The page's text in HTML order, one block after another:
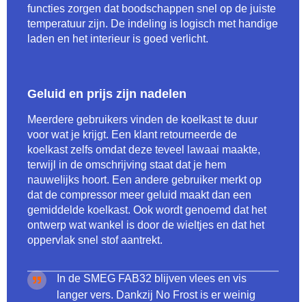
functies zorgen dat boodschappen snel op de juiste
temperatuur zijn. De indeling is logisch met handige
laden en het interieur is goed verlicht.
Geluid en prijs zijn nadelen
Meerdere gebruikers vinden de koelkast te duur
voor wat je krijgt. Een klant retourneerde de
koelkast zelfs omdat deze teveel lawaai maakte,
terwijl in de omschrijving staat dat je hem
nauwelijks hoort. Een andere gebruiker merkt op
dat de compressor meer geluid maakt dan een
gemiddelde koelkast. Ook wordt genoemd dat het
ontwerp wat wankel is door de wieltjes en dat het
oppervlak snel stof aantrekt.
In de SMEG FAB32 blijven vlees en vis
langer vers. Dankzij No Frost is er weinig